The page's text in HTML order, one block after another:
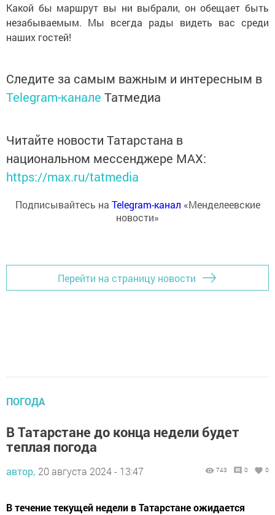
Какой бы маршрут вы ни выбрали, он обещает быть
незабываемым. Мы всегда рады видеть вас среди
наших гостей!
Следите за самым важным и интересным в
Telegram-канале Татмедиа
Читайте новости Татарстана в
национальном мессенджере MАХ:
https://max.ru/tatmedia
Подписывайтесь на Telegram-канал «Менделеевские
новости»
Перейти на страницу новости
ПОГОДА
В Татарстане до конца недели будет
теплая погода
автор, 20 августа 2024 - 13:47 743 0 0
В течение текущей недели в Татарстане ожидается